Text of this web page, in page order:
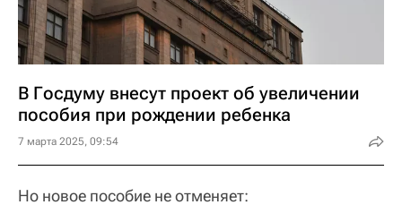
В Госдуму внесут проект об увеличении
пособия при рождении ребенка
7 марта 2025, 09:54
Но новое пособие не отменяет: